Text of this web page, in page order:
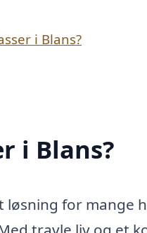
i Blans?
i Blans?
for mange